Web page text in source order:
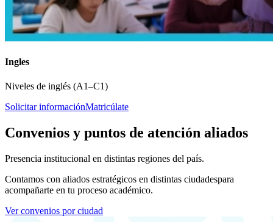
Ingles
Niveles de inglés (A1–C1)
Solicitar informaciónMatricúlate
Convenios y puntos de atención aliados
Presencia institucional en distintas regiones del país.
Contamos con aliados estratégicos en distintas ciudadespara
acompañarte en tu proceso académico.
Ver convenios por ciudad